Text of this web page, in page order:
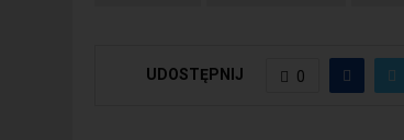
UDOSTĘPNIJ 0